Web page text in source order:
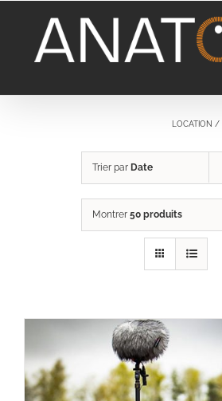
LOCATION /
Trier par Date
Montrer 50 produits